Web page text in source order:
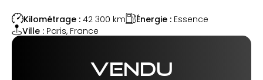
Kilométrage : 42 300 km Énergie : Essence
Ville : Paris, France
VENDU